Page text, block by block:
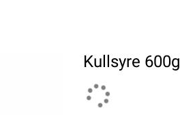
Kullsyre 600g